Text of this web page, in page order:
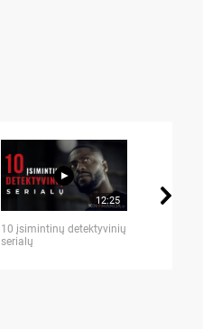
12:25
10 įsimintinų detektyvinių
serialų